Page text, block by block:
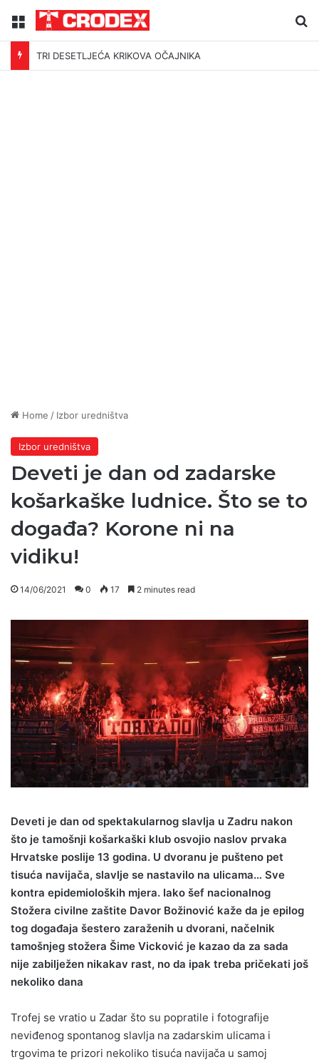
Menu
TRI DESETLJEĆA KRIKOVA OČAJNIKA
Home / Izbor uredništva
Izbor uredništva
Deveti je dan od zadarske
košarkaške ludnice. Što se to
događa? Korone ni na
vidiku!
14/06/2021 0 17 2 minutes read
Deveti je dan od spektakularnog slavlja u Zadru nakon
što je tamošnji košarkaški klub osvojio naslov prvaka
Hrvatske poslije 13 godina. U dvoranu je pušteno pet
tisuća navijača, slavlje se nastavilo na ulicama… Sve
kontra epidemioloških mjera. Iako šef nacionalnog
Stožera civilne zaštite Davor Božinović kaže da je epilog
tog događaja šestero zaraženih u dvorani, načelnik
tamošnjeg stožera Šime Vicković je kazao da za sada
nije zabilježen nikakav rast, no da ipak treba pričekati još
nekoliko dana
Trofej se vratio u Zadar što su popratile i fotografije
neviđenog spontanog slavlja na zadarskim ulicama i
trgovima te prizori nekoliko tisuća navijača u samoj